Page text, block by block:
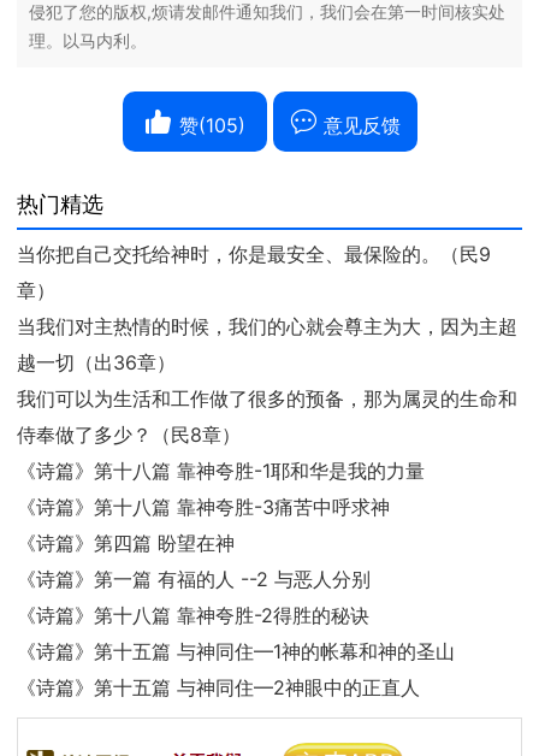
侵犯了您的版权,烦请发邮件通知我们，我们会在第一时间核实处
理。以马内利。
赞(105) 意见反馈
热门精选
当你把自己交托给神时，你是最安全、最保险的。（民9
章）
当我们对主热情的时候，我们的心就会尊主为大，因为主超
越一切（出36章）
我们可以为生活和工作做了很多的预备，那为属灵的生命和
侍奉做了多少？（民8章）
《诗篇》第十八篇 靠神夸胜-1耶和华是我的力量
《诗篇》第十八篇 靠神夸胜-3痛苦中呼求神
《诗篇》第四篇 盼望在神
《诗篇》第一篇 有福的人 --2 与恶人分别
《诗篇》第十八篇 靠神夸胜-2得胜的秘诀
《诗篇》第十五篇 与神同住—1神的帐幕和神的圣山
《诗篇》第十五篇 与神同住—2神眼中的正直人